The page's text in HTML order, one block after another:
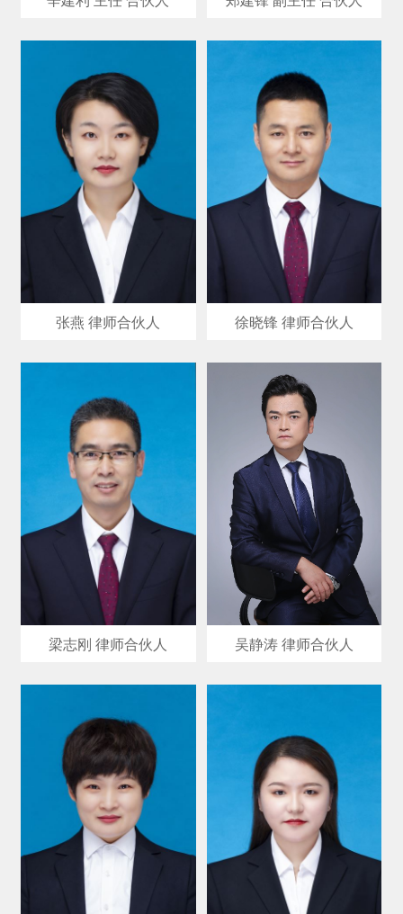
张燕 律师合伙人 徐晓锋 律师合伙人
梁志刚 律师合伙人 吴静涛 律师合伙人